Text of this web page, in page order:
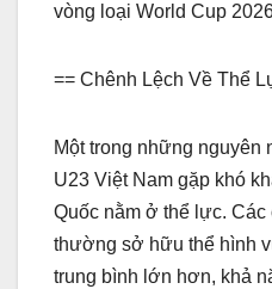
vòng loại World Cup
== Chênh Lệch Về Thể
Một trong những nguyên
U23 Việt Nam gặp khó
Quốc nằm ở thể lực. Các
thường sở hữu thể hình
trung bình lớn hơn, khả